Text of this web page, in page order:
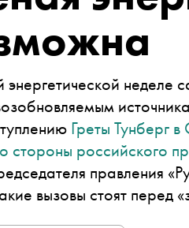
энергетической
Греты Тунберг
стороны российского
правления
вызовы стоят перед